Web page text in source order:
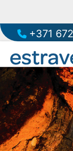
+371